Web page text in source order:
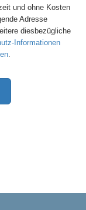
und ohne Kosten
Adresse
diesbezügliche
Informationen
.